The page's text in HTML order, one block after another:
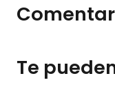
Te